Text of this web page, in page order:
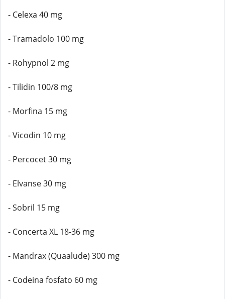
- Celexa 40 mg
- Tramadolo 100 mg
- Rohypnol 2 mg
- Tilidin 100/8 mg
- Morfina 15 mg
- Vicodin 10 mg
- Percocet 30 mg
- Elvanse 30 mg
- Sobril 15 mg
- Concerta XL 18-36 mg
- Mandrax (Quaalude) 300 mg
- Codeina fosfato 60 mg